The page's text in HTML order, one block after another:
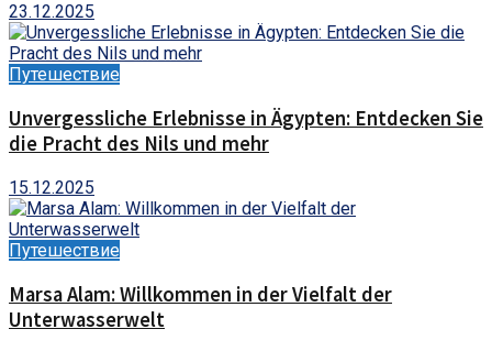
23.12.2025
Путешествие
Unvergessliche Erlebnisse in Ägypten: Entdecken Sie
die Pracht des Nils und mehr
15.12.2025
Путешествие
Marsa Alam: Willkommen in der Vielfalt der
Unterwasserwelt